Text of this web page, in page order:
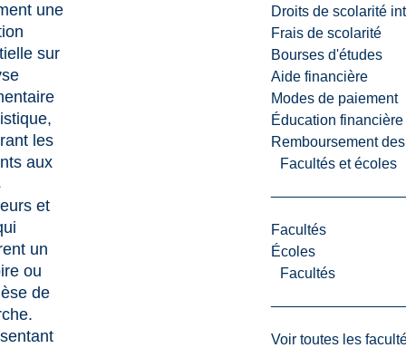
Droits de scolarité
Frais de scolarité
Bourses d'études
Aide financière
Modes de paiement
Éducation financière
Remboursement
Facultés et écoles
Facultés
Écoles
Facultés
Voir toutes les
une
sur
les
aux
et
un
ou
de